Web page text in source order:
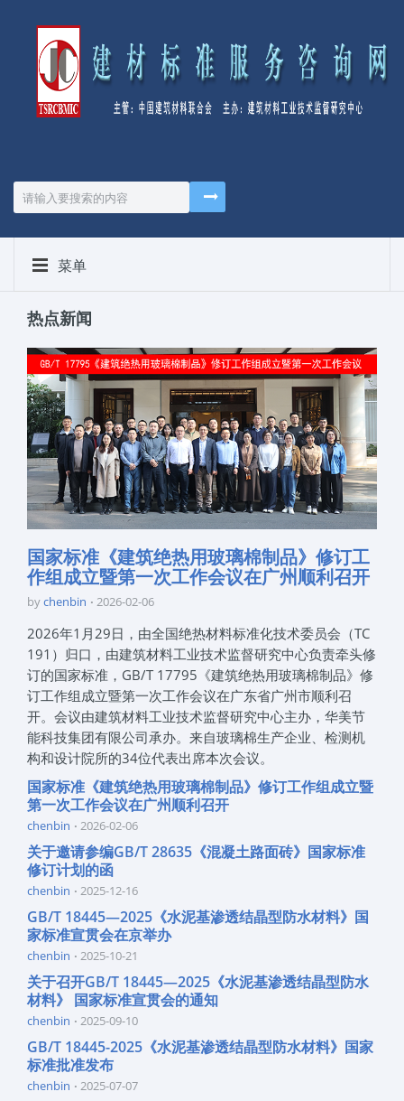
菜单
热点新闻
国家标准《建筑绝热用玻璃棉制品》修订工
作组成立暨第一次工作会议在广州顺利召开
bychenbin 2026-02-06
2026年1月29日，由全国绝热材料标准化技术委员会（TC
191）归口，由建筑材料工业技术监督研究中心负责牵头修
订的国家标准，GB/T 17795《建筑绝热用玻璃棉制品》修
订工作组成立暨第一次工作会议在广东省广州市顺利召
开。会议由建筑材料工业技术监督研究中心主办，华美节
能科技集团有限公司承办。来自玻璃棉生产企业、检测机
构和设计院所的34位代表出席本次会议。
国家标准《建筑绝热用玻璃棉制品》修订工作组成立暨
第一次工作会议在广州顺利召开
chenbin 2026-02-06
关于邀请参编GB/T 28635《混凝土路面砖》国家标准
修订计划的函
chenbin 2025-12-16
GB/T 18445—2025《水泥基渗透结晶型防水材料》国
家标准宣贯会在京举办
chenbin 2025-10-21
关于召开GB/T 18445—2025《水泥基渗透结晶型防水
材料》 国家标准宣贯会的通知
chenbin 2025-09-10
GB/T 18445-2025《水泥基渗透结晶型防水材料》国家
标准批准发布
chenbin 2025-07-07